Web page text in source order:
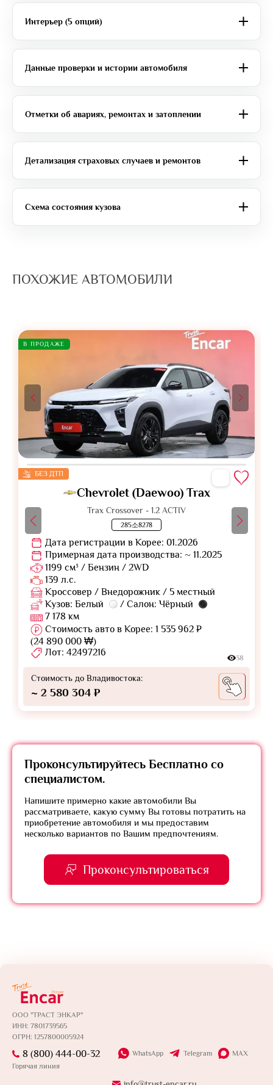
Интерьер (5 опций)
Данные проверки и истории автомобиля
Отметки об авариях, ремонтах и затоплении
Детализация страховых случаев и ремонтов
Схема состояния кузова
ПОХОЖИЕ АВТОМОБИЛИ
В ПРОДАЖЕ
БЕЗ ДТП
Chevrolet (Daewoo) Trax
Trax Crossover - 1.2 ACTIV
285소8278
Дата регистрации в Корее: 01.2026
Примерная дата производства: ~ 11.2025
1199 см³ / Бензин / 2WD
139 л.с.
Кроссовер / Внедорожник / 5 местный
Кузов: Белый
/ Салон: Чёрный
7 178 км
Стоимость авто в Корее: 1 535 962 ₽
(24 890 000 ₩)
Лот: 42497216
38
Стоимость до Владивостока:
~ 2 580 304 ₽
Проконсультируйтесь Бесплатно со
специалистом.
Напишите примерно какие автомобили Вы
рассматриваете, какую сумму Вы готовы потратить на
приобретение автомобиля и мы предоставим
несколько вариантов по Вашим предпочтениям.
Проконсультироваться
ООО "ТРАСТ ЭНКАР"
ИНН: 7801739565
ОГРН: 1257800005924
8 (800) 444-00-32
Горячая линия
WhatsApp Telegram MAX